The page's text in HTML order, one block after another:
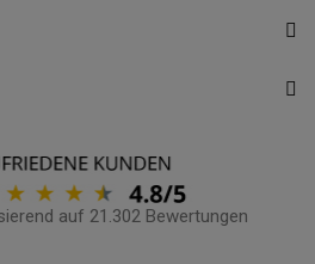
auf 21.302 Bewertungen